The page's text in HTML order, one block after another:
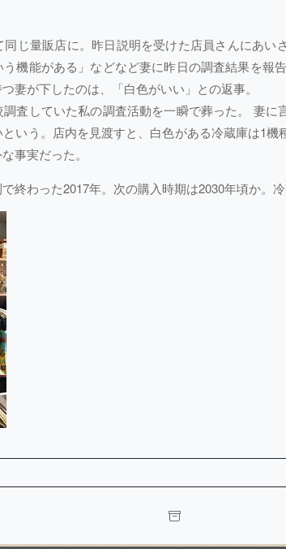
じ量販店に。昨日説明を受けた店員さんにあい
う機能がある」などなど妻に昨日の調査結果を報
妻が下したのは、「白色がいい」との返事。
査していた私の調査活動を一瞬で葬った。 妻
いう。店内を見渡すと、白色がある冷蔵庫は1
事実だった。
終わった2017年。次の購入時期は2030年頃か。